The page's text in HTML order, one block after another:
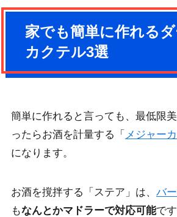
家でも簡単に作れる
カクテル3選
簡単に作れると言っても、最低限
ったらお酒を計量する「 メジャー
になります。
お酒を撹拌する「ステア」は、 バ
もなんとかマドラーで対応可能で